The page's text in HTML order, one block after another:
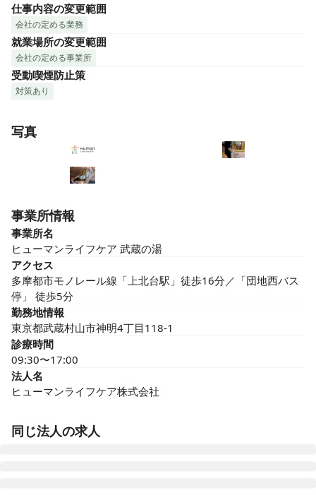
仕事内容の変更範囲
会社の定める業務
就業場所の変更範囲
会社の定める事業所
受動喫煙防止策
対策あり
写真
事業所情報
事業所名
ヒューマンライフケア 武蔵の湯
アクセス
多摩都市モノレール線「上北台駅」徒歩16分／「団地西バス
停」 徒歩5分
勤務地情報
東京都武蔵村山市神明4丁目118-1
診療時間
09:30〜17:00
法人名
ヒューマンライフケア株式会社
同じ法人の求人